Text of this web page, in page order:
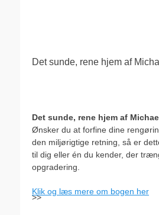
Det sunde, rene hjem af
Det sunde, rene hjem af
Ønsker du at forfine dine
den miljørigtige retning, så er
til dig eller én du kender, der
opgradering.
Klik og læs mere om bogen her
>>